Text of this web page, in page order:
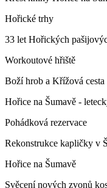
Hořické trhy
33 let Hořických
Workoutové hřiště
Boží hrob a Křížová cesta
Hořice na Šumavě -
Pohádková rezervace
Rekonstrukce kapličky v
Hořice na Šumavě
Svěcení nových zvonů